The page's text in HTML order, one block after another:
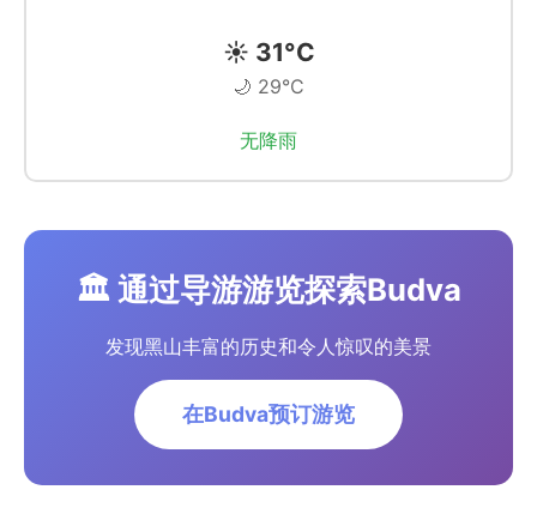
☀️ 31°C
🌙 29°C
无降雨
🏛️ 通过导游游览探索Budva
发现黑山丰富的历史和令人惊叹的美景
在Budva预订游览